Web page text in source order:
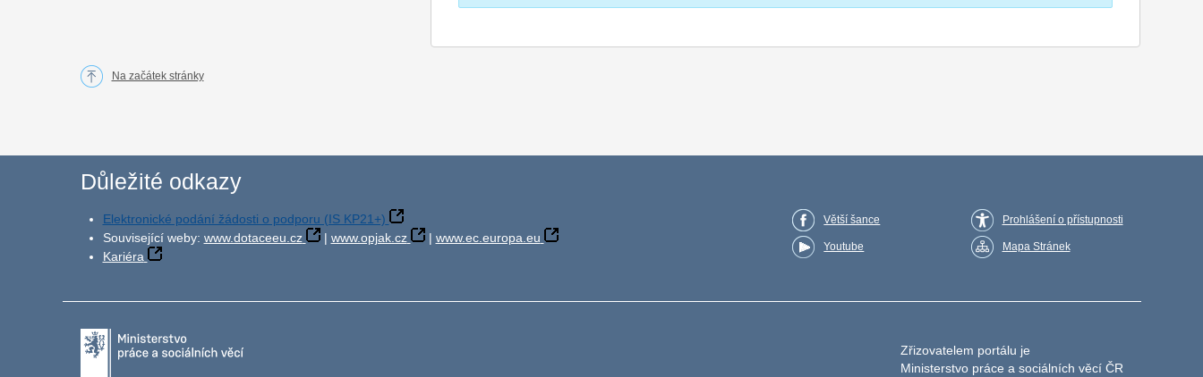
Na začátek stránky
Důležité odkazy
Elektronické podání žádosti o podporu (IS KP21+)
Související weby: www.dotaceeu.cz | www.opjak.cz | www.ec.europa.eu
Kariéra
Větší šance
Youtube
Prohlášení o přístupnosti
Mapa Stránek
Zřizovatelem portálu je
Ministerstvo práce a sociálních věcí ČR